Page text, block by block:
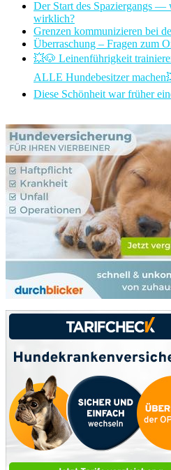
Der Start des Spaziergangs —
wirklich?
Grenzen kommunizieren bei
Überraschung – Fragen zum
💥🐶 Leinenführigkeit
ALLE Hundebesitzer
Diese Schönheit war früher